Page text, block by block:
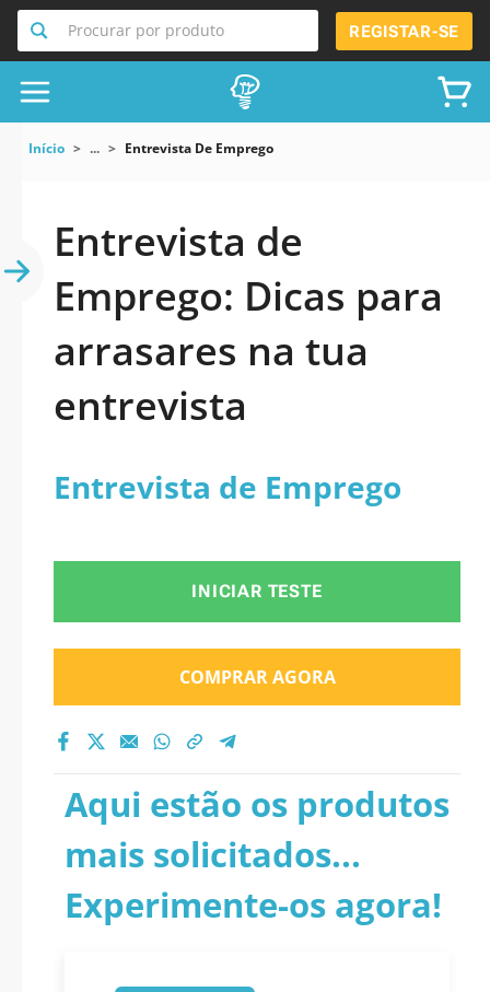
Procurar por produto REGISTAR-SE
Início ... Entrevista De Emprego
Entrevista de
Emprego: Dicas para
arrasares na tua
entrevista
Entrevista de Emprego
INICIAR TESTE
COMPRAR AGORA
Aqui estão os produtos
mais solicitados...
Experimente-os agora!